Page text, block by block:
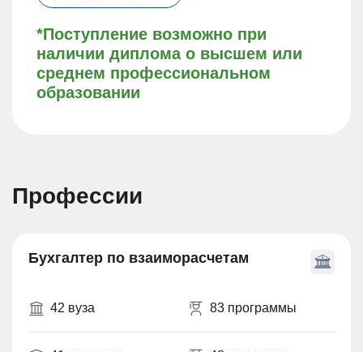
*Поступление возможно при
наличии диплома о высшем или
среднем профессиональном
образовании
Профессии
Бухгалтер по взаиморасчетам
42 вуза 83 программы